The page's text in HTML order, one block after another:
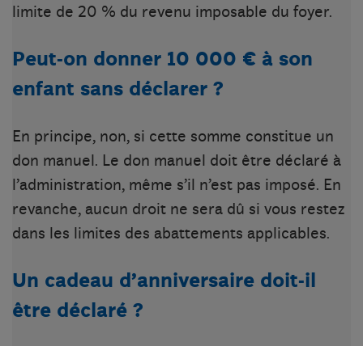
limite de 20 % du revenu imposable du foyer.
Peut-on donner 10 000 € à son
enfant sans déclarer ?
En principe, non, si cette somme constitue un
don manuel. Le don manuel doit être déclaré à
l’administration, même s’il n’est pas imposé. En
revanche, aucun droit ne sera dû si vous restez
dans les limites des abattements applicables.
Un cadeau d’anniversaire doit-il
être déclaré ?